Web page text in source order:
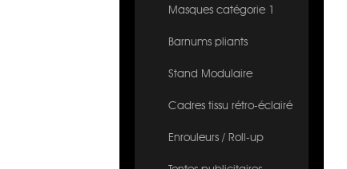
Masques catégorie 1
Barnums pliants
Stand Modulaire
Cadres tissu rétro-éclairé
Enrouleurs / Roll-up